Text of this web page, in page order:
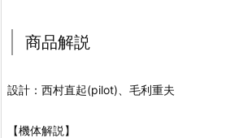
商品解説
設計：西村直起(pilot)、毛利重夫
【機体解説】